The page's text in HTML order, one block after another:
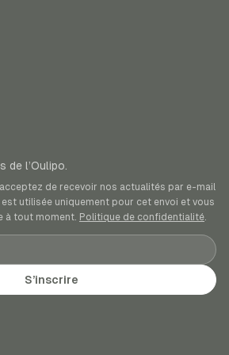
de l’Oulipo.
de recevoir nos actualités par e-mail
utilisée uniquement pour cet envoi et vous
à tout moment. Politique de confidentialité.
S’inscrire